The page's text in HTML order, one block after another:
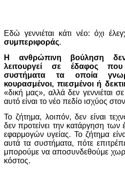
Εδώ γεννιέται κάτι νέο: όχι
συμπεριφοράς.
Η ανθρώπινη βούληση δεν
λειτουργεί σε έδαφος
συστήματα τα οποία
κουρασμένοι, πιεσμένοι ή
«δική μας», αλλά δεν γεννιέται
αυτό είναι το νέο πεδίο ισχύος
Το ζήτημα, λοιπόν, δεν είναι
δεν προτείνει την κατάργηση
εφαρμογών υγείας. Το ζήτημα
αυτά τα συστήματα, πότε
μπορούμε να αποσυνδεθούμε
κόστος.